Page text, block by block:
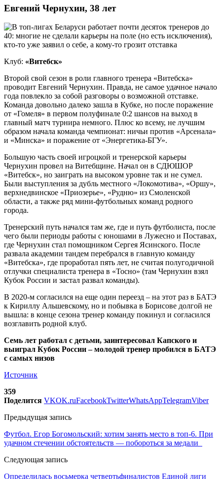
Евгений Чернухин, 38 лет
Клуб: «Витебск»
Второй свой сезон в роли главного тренера «Витебска»
проводит Евгений Чернухин. Правда, не самое удачное начало
года повлекло за собой разговоры о возможной отставке.
Команда довольно далеко зашла в Кубке, но после поражение
от «Гомеля» в первом полуфинале 0:2 шансов на выход в
главный матч турнира немного. Плюс ко всему, не лучшим
образом начала команда чемпионат: ничьи против «Арсенала»
и «Минска» и поражение от «Энергетика-БГУ».
Большую часть своей игроцкой и тренерской карьеры
Чернухин провел на Витебщине. Начал он в СДЮШОР
«Витебск», но заиграть на высоком уровне так и не сумел.
Были выступления за дубль местного «Локомотива», «Оршу»,
верхнедвинское «Приозерье», «Рудню» из Смоленской
области, а также ряд мини-футбольных команд родного
города.
Тренерский путь начался там же, где и путь футболиста, после
чего были периоды работы с юношами в Лужесно и Поставах,
где Чернухин стал помощником Сергея Ясинского. После
развала академии тандем перебрался в главную команду
«Витебска», где проработал пять лет, не считая полугодичной
отлучки специалиста тренера в «Тосно» (там Чернухин взял
Кубок России и застал развал команды).
В 2020-м согласился на еще один переезд – на этот раз в БАТЭ
к Кириллу Альшевскому, но и побывка в Борисове долгой не
вышла: в конце сезона тренер команду покинул и согласился
возглавить родной клуб.
Семь лет работал с детьми, заинтересовал Капского и
выиграл Кубок России – молодой тренер пробился в БАТЭ
с самых низов
Источник
359
Поделится VKOK.ruFacebookTwitterWhatsAppTelegramViber
Предыдущая запись
Футбол. Егор Богомольский: хотим занять место в топ-6. При
удачном стечении обстоятельств — побороться за медали
Следующая запись
Определилась восьмерка четвертьфиналистов Единой лиги